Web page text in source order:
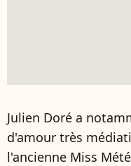
Julien Doré a
d'amour très
l'ancienne Miss